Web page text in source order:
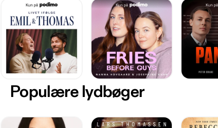
Populære lydbøger